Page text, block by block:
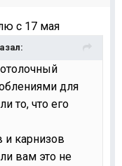
с 17 мая
для
то, что его
и карнизов
вам это не